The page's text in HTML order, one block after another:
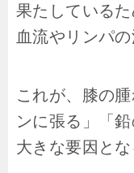
果たしている
血流やリンパ
これが、膝の
ンに張る」「
大きな要因とな